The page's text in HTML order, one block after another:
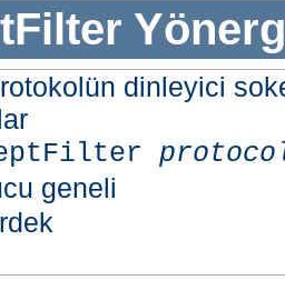
dinleyici
geneli